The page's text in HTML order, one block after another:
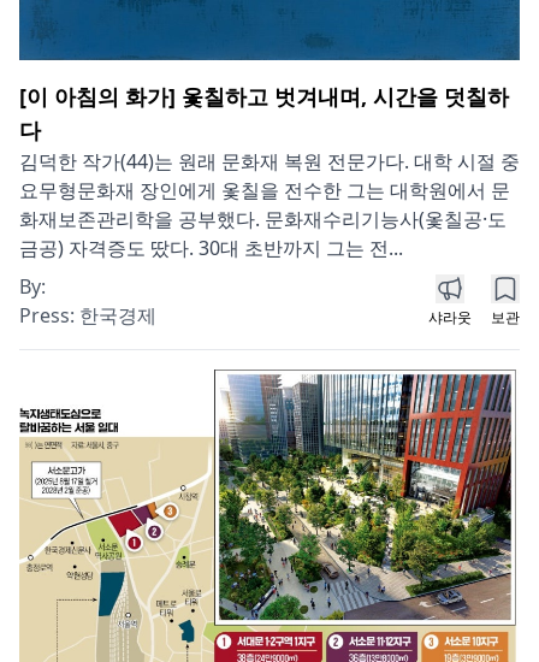
[이 아침의 화가] 옻칠하고 벗겨내며, 시간을 덧칠하
다
김덕한 작가(44)는 원래 문화재 복원 전문가다. 대학 시절 중
요무형문화재 장인에게 옻칠을 전수한 그는 대학원에서 문
화재보존관리학을 공부했다. 문화재수리기능사(옻칠공·도
금공) 자격증도 땄다. 30대 초반까지 그는 전...
By:
Press: 한국경제 샤라웃 보관